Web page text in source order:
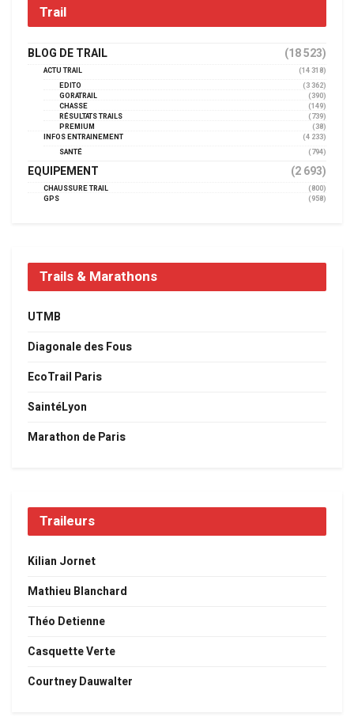
Trail
BLOG DE TRAIL (18 523)
ACTU TRAIL
(14 318)
EDITO
(3 362)
GORATRAIL
(390)
CHASSE
(149)
RÉSULTATS TRAILS
(739)
PREMIUM
(38)
INFOS ENTRAINEMENT
(4 233)
SANTÉ
(794)
EQUIPEMENT (2 693)
CHAUSSURE TRAIL
(800)
GPS
(958)
Trails & Marathons
UTMB
Diagonale des Fous
EcoTrail Paris
SaintéLyon
Marathon de Paris
Traileurs
Kilian Jornet
Mathieu Blanchard
Théo Detienne
Casquette Verte
Courtney Dauwalter